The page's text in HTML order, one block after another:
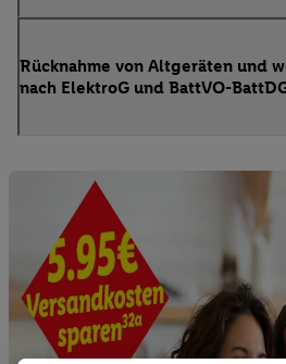
Rücknahme von Altgeräten und
nach ElektroG und BattVO-